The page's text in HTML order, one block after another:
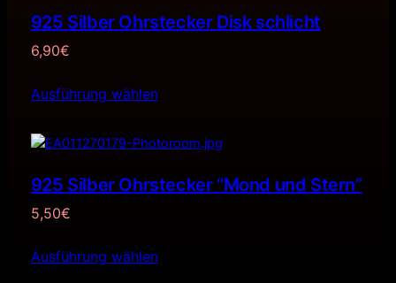
925 Silber Ohrstecker Disk schlicht
6,90€
Ausführung wählen
925 Silber Ohrstecker “Mond und Stern”
5,50€
Ausführung wählen